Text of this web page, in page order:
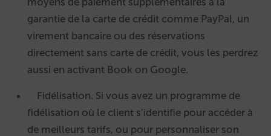
garantie de la carte de crédit comme PayPal, un
virement bancaire ou des réservations
directement sans carte de crédit, vous les perdrez
aussi en activant Book on Google.
Fidélisation. Si vous avez un programme de
fidélisation où le client s’identifie pour accéder à
de meilleurs tarifs, ou pour personnaliser son